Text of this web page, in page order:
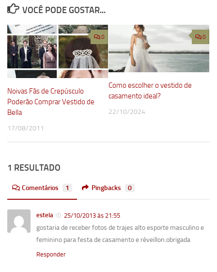
VOCÊ PODE GOSTAR...
0
Noivas Fãs de Crepúsculo
Poderão Comprar Vestido de
Bella
17/08/2011
0
Como escolher o vestido de
casamento ideal?
22/10/2024
1 RESULTADO
Comentários 1 Pingbacks 0
estela 25/10/2013 às 21:55
gostaria de receber fotos de trajes alto esporte masculino e
feminino para festa de casamento e réveillon.obrigada
Responder